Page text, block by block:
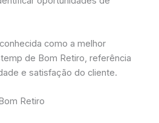
como a melhor
de Bom Retiro, referência
e satisfação do cliente.
Retiro